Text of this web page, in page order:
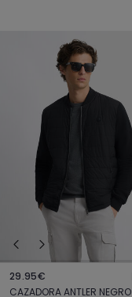
29.95€
CAZADORA ANTLER NEGRO